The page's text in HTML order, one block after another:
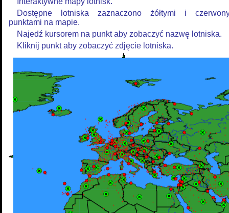
Dostępne lotniska zaznaczono żółtymi i
punktami na mapie.
Najedź kursorem na punkt aby zobaczyć nazwę lotniska.
Kliknij punkt aby zobaczyć zdjęcie lotniska.